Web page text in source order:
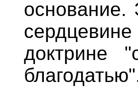
основание.
доктрине